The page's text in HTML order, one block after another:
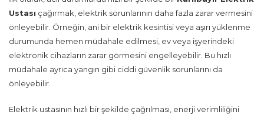
Ustası çağırmak, elektrik sorunlarının daha fazla zarar vermesini
önleyebilir. Örneğin, ani bir elektrik kesintisi veya aşırı yüklenme
durumunda hemen müdahale edilmesi, ev veya işyerindeki
elektronik cihazların zarar görmesini engelleyebilir. Bu hızlı
müdahale ayrıca yangın gibi ciddi güvenlik sorunlarını da
önleyebilir.
Elektrik ustasının hızlı bir şekilde çağrılması, enerji verimliliğini